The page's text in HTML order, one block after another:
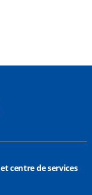
centre de services